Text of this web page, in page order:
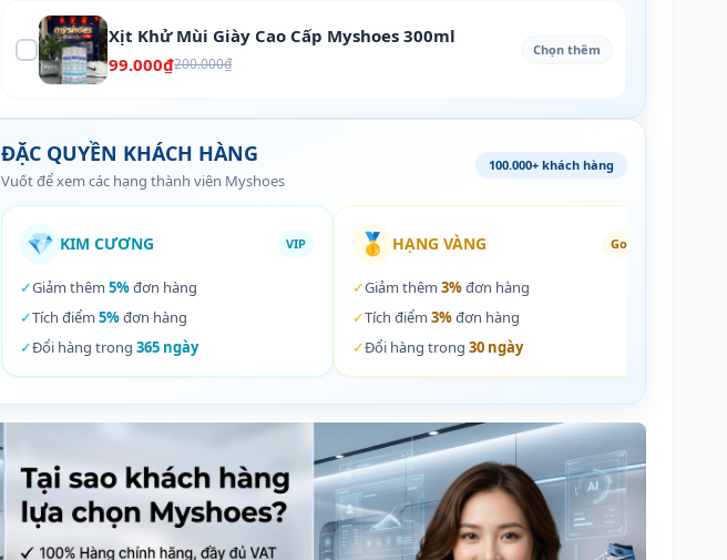
Xịt Khử Mùi Giày Cao Cấp Myshoes 300ml
99.000₫200.000₫
Chọn thêm
ĐẶC QUYỀN KHÁCH HÀNG
Vuốt để xem các hạng thành viên Myshoes
100.000+ khách hàng
💎 KIM CƯƠNG VIP
✓Giảm thêm 5%đơn hàng
✓Tích điểm 5%đơn hàng
✓Đổi hàng trong 365 ngày
🥇 HẠNG VÀNG Gold
✓Giảm thêm 3%đơn hàng
✓Tích điểm 3%đơn hàng
✓Đổi hàng trong 30 ngày